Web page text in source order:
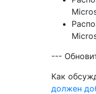
---
Как
должен